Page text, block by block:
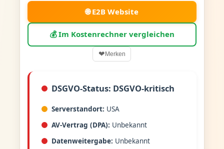
🌐 E2B Website
💰 Im Kostenrechner vergleichen
❤Merken
DSGVO-Status: DSGVO-kritisch
Serverstandort: USA
AV-Vertrag (DPA): Unbekannt
Datenweitergabe: Unbekannt